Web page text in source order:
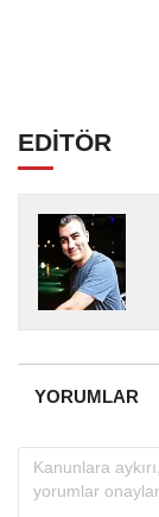
EDİTÖR
YORUMLAR